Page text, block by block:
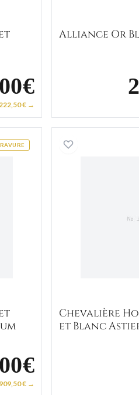
€ →
Alliance Or
Or Jaune et Blanc Boguson
909,50 € →
Chevalière
et Blanc